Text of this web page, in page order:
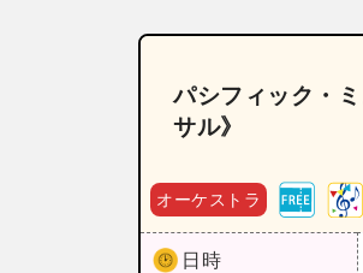
パシフィック・
サル》
オーケストラ
日時